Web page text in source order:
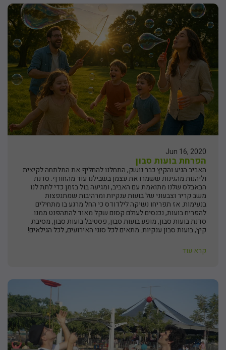
Jun 16, 2020
הפרחת בועות סבון
האביב הגיע והקיץ כבר נושק, התחלנו להחליף את המלתחה לקיצית
וליהנות מהגינות ששמרו את עצמן בשבילנו עוד מהחורף. סדנת
הבאבלס שלנו מתואמת עם האביב, ומגיעה בול בזמן כדי לתת לנו
משב קריר וצבעוני של בועות ענקיות ומרהיבות שמתנפצות
בנעימות. אז תפריחו נשיקה לילדודס כי החל מרגע בו מתחילים
להפריח בועות, נכנסים לעולם קסום שקל מאוד להתהפנט ממנו.
סדנת בועות סבון, מופע בועות סבון, פסטיבל בועות סבון, מסיבת
קיץ, בועות סבון ענקיות. מתאים לכל סוגי האירועים, לכל הגילאים!
קרא עוד